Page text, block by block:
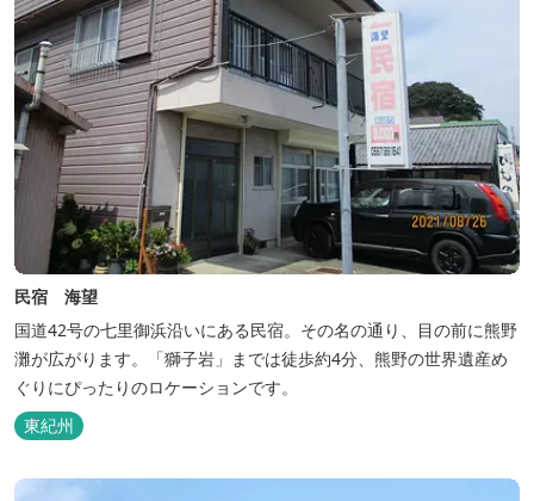
民宿 海望
国道42号の七里御浜沿いにある民宿。その名の通り、目の前に熊野
灘が広がります。「獅子岩」までは徒歩約4分、熊野の世界遺産め
ぐりにぴったりのロケーションです。
東紀州